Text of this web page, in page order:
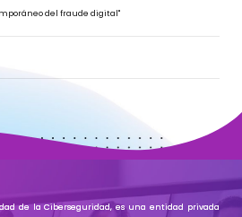
del fraude digital"
de la Ciberseguridad, es una entidad privada